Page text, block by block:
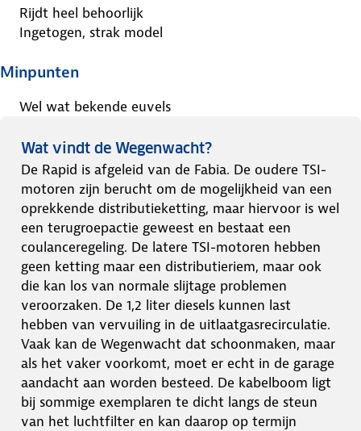
Rijdt heel behoorlijk
Ingetogen, strak model
Minpunten
Wel wat bekende euvels
Wat vindt de Wegenwacht?
De Rapid is afgeleid van de Fabia. De oudere TSI-
motoren zijn berucht om de mogelijkheid van een
oprekkende distributieketting, maar hiervoor is wel
een terugroepactie geweest en bestaat een
coulanceregeling. De latere TSI-motoren hebben
geen ketting maar een distributieriem, maar ook
die kan los van normale slijtage problemen
veroorzaken. De 1,2 liter diesels kunnen last
hebben van vervuiling in de uitlaatgasrecirculatie.
Vaak kan de Wegenwacht dat schoonmaken, maar
als het vaker voorkomt, moet er echt in de garage
aandacht aan worden besteed. De kabelboom ligt
bij sommige exemplaren te dicht langs de steun
van het luchtfilter en kan daarop op termijn